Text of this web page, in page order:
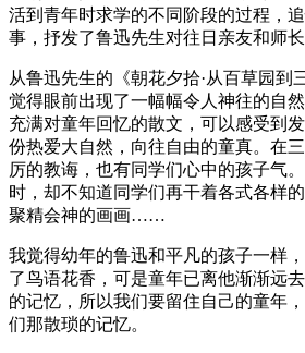
活到青年时求学的不同阶段的过程，
事，抒发了鲁迅先生对往日亲友和师长
从鲁迅先生的《朝花夕拾·从百草园到
觉得眼前出现了一幅幅令人神往的自
充满对童年回忆的散文，可以感受到
份热爱大自然，向往自由的童真。在
厉的教诲，也有同学们心中的孩子气
时，却不知道同学们再干着各式各样
聚精会神的画画……
我觉得幼年的鲁迅和平凡的孩子一样
了鸟语花香，可是童年已离他渐渐远
的记忆，所以我们要留住自己的童年
们那散琐的记忆。